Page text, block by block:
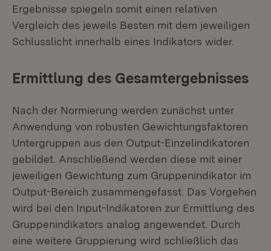
Ergebnisse spiegeln somit einen relativen
Vergleich des jeweils Besten mit dem jeweiligen
Schlusslicht innerhalb eines Indikators wider.
Ermittlung des Gesamtergebnisses
Nach der Normierung werden zunächst unter
Anwendung von robusten Gewichtungsfaktoren
Untergruppen aus den Output-Einzelindikatoren
gebildet. Anschließend werden diese mit einer
jeweiligen Gewichtung zum Gruppenindikator im
Output-Bereich zusammengefasst. Das Vorgehen
wird bei den Input-Indikatoren zur Ermittlung des
Gruppenindikators analog angewendet. Durch
eine weitere Gruppierung wird schließlich das